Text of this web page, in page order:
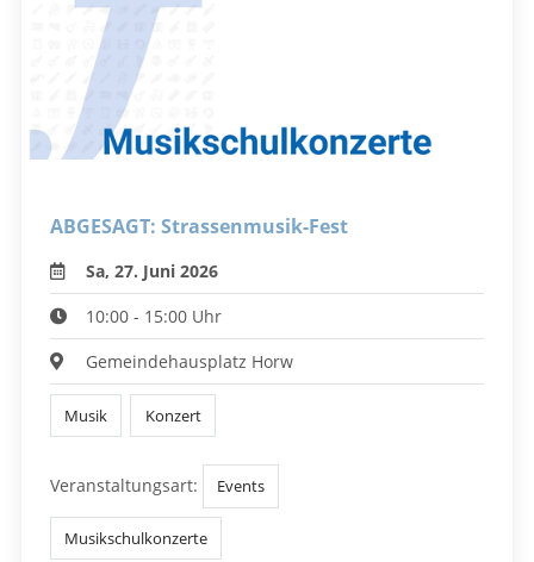
ABGESAGT: Strassenmusik-Fest
Sa, 27. Juni 2026
10:00 - 15:00 Uhr
Gemeindehausplatz Horw
Musik Konzert
Veranstaltungsart: Events
Musikschulkonzerte